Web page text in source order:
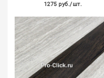
1275 руб./шт.